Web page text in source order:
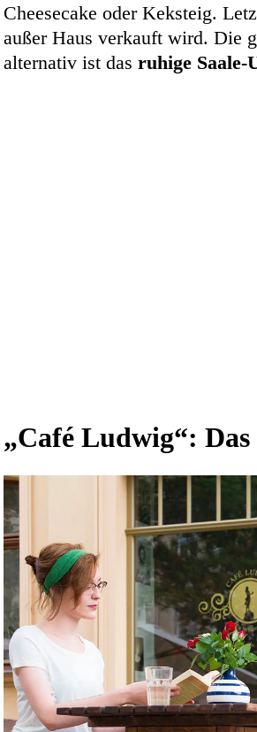
Cheesecake oder Keksteig.
außer Haus verkauft wird. Die
alternativ ist das ruhige Saale-
„Café Ludwig“: